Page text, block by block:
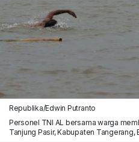
Republika/Edwin Putranto
Personel TNI AL bersama warga
Tanjung Pasir, Kabupaten Tangerang,